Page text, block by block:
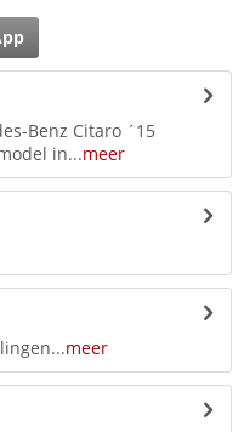
Benz Citaro ´15
in...meer
meer